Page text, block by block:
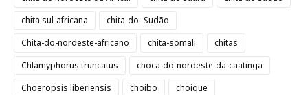
chita sul-africana
chita-do -Sudão
Chita-do-nordeste-africano
chita-somali
chitas
Chlamyphorus truncatus
choca-do-nordeste-da-caatinga
Choeropsis liberiensis
choibo
choique